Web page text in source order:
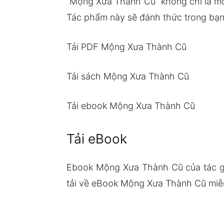
Tác phẩm này sẽ đánh thức trong
Tải PDF Mộng Xưa Thành Cũ
Tải sách Mộng Xưa Thành Cũ
Tải ebook Mộng Xưa Thành Cũ
Tải eBook
Ebook Mộng Xưa Thành Cũ của tác
tải về eBook Mộng Xưa Thành Cũ